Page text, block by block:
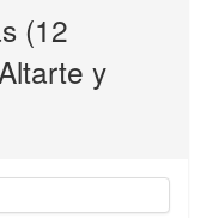
(12
y